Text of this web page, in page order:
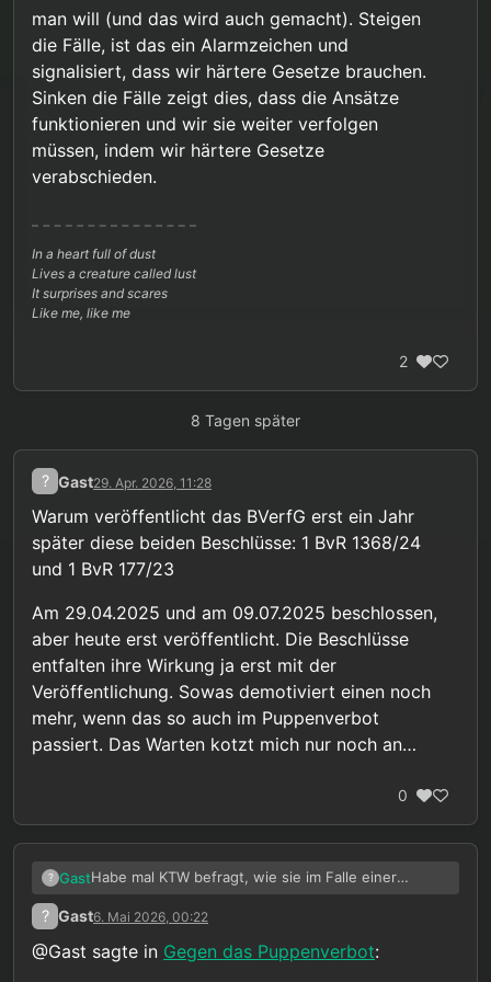
man will (und das wird auch gemacht). Steigen
die Fälle, ist das ein Alarmzeichen und
signalisiert, dass wir härtere Gesetze brauchen.
Sinken die Fälle zeigt dies, dass die Ansätze
funktionieren und wir sie weiter verfolgen
müssen, indem wir härtere Gesetze
verabschieden.
In a heart full of dust
Lives a creature called lust
It surprises and scares
Like me, like me
2
8 Tagen später
? Gast29. Apr. 2026, 11:28
Warum veröffentlicht das BVerfG erst ein Jahr
später diese beiden Beschlüsse: 1 BvR 1368/24
und 1 BvR 177/23
Am 29.04.2025 und am 09.07.2025 beschlossen,
aber heute erst veröffentlicht. Die Beschlüsse
entfalten ihre Wirkung ja erst mit der
Veröffentlichung. Sowas demotiviert einen noch
mehr, wenn das so auch im Puppenverbot
passiert. Das Warten kotzt mich nur noch an…
0
? GastHabe mal KTW befragt, wie sie im Falle einer
Legalisierung mit Puppen umgehen würden. Hab
das als Antwort bekommen:
Sehr geehrte/r X,
? Gast6. Mai 2026, 00:22
@Gast sagte in Gegen das Puppenverbot: